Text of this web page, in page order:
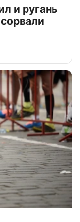
и ругань